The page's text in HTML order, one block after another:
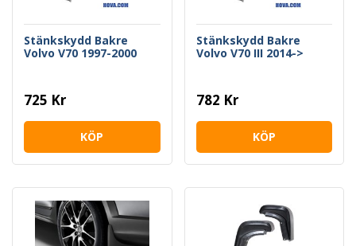
Stänkskydd Bakre
Volvo V70 1997-2000
725 Kr
KÖP
Stänkskydd Bakre
Volvo V70 III 2014->
782 Kr
KÖP